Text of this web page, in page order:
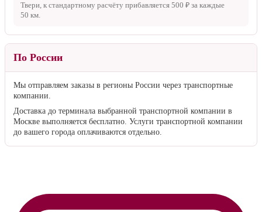
Твери, к стандартному расчёту прибавляется 500 ₽ за каждые
50 км.
По России
Мы отправляем заказы в регионы России через транспортные
компании.
Доставка до терминала выбранной транспортной компании в
Москве выполняется бесплатно. Услуги транспортной компании
до вашего города оплачиваются отдельно.